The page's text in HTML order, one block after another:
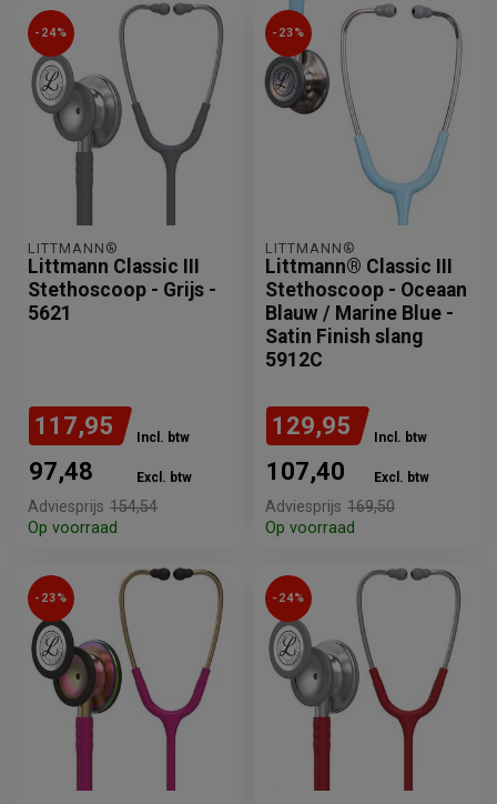
-24%
LITTMANN®
Littmann Classic III
Stethoscoop - Grijs -
5621
117,95 Incl. btw
97,48 Excl. btw
Adviesprijs 154,54
Op voorraad
-23%
LITTMANN®
Littmann® Classic III
Stethoscoop - Oceaan
Blauw / Marine Blue -
Satin Finish slang
5912C
129,95 Incl. btw
107,40 Excl. btw
Adviesprijs 169,50
Op voorraad
-23% -24%